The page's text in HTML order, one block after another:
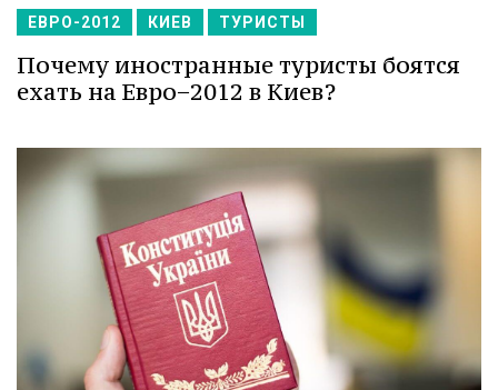
ЕВРО-2012 КИЕВ ТУРИСТЫ
Почему иностранные туристы боятся
ехать на Евро−2012 в Киев?